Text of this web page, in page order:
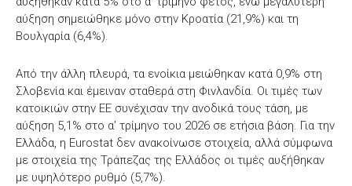
αύξηση σημειώθηκε μόνο στην Κροατία (21,9%) και τη
Βουλγαρία (6,4%).
Από την άλλη πλευρά, τα ενοίκια μειώθηκαν κατά 0,9% στη
Σλοβενία και έμειναν σταθερά στη Φινλανδία. Οι τιμές των
κατοικιών στην ΕΕ συνέχισαν την ανοδικά τους τάση, με
αύξηση 5,1% στο α’ τρίμηνο του 2026 σε ετήσια βάση. Για την
Ελλάδα, η Eurostat δεν ανακοίνωσε στοιχεία, αλλά σύμφωνα
με στοιχεία της Τράπεζας της Ελλάδος οι τιμές αυξήθηκαν
με υψηλότερο ρυθμό (5,7%).